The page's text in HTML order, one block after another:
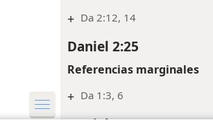
Referencias marginales
+ Da 2:12, 14
Daniel 2:25
Referencias marginales
+ Da 1:3, 6